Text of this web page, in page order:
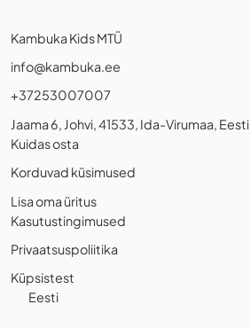
Kambuka Kids MTÜ
info@kambuka.ee
+37253007007
Jaama 6, Johvi, 41533, Ida-Virumaa, Eesti
Kuidas osta
Korduvad küsimused
Lisa oma üritus
Kasutustingimused
Privaatsuspoliitika
Küpsistest
Eesti